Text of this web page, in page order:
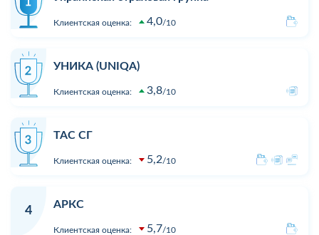
Клиентская оценка: 4,0 10
УНИКА (UNIQA)
Клиентская оценка: 3,8 10
ТАС СГ
Клиентская оценка: 5,2 10
4
АРКС
Клиентская оценка: 5,7 10